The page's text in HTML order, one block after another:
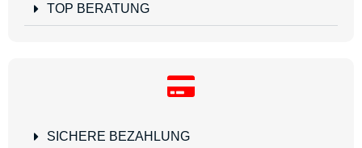
TOP BERATUNG
SICHERE BEZAHLUNG